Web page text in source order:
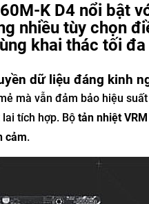
K D4 nổi bật
nhiều tùy chọn
khai thác tối
dữ liệu đáng kinh
mà vẫn đảm bảo hiệu
tích hợp. Bộ tản nhiệt VRM
cảm.